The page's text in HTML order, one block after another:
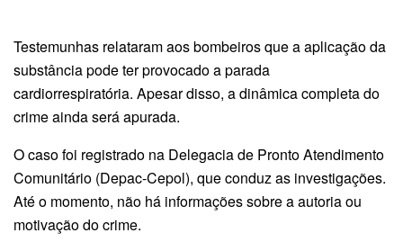
Testemunhas relataram aos bombeiros que a aplicação da
substância pode ter provocado a parada
cardiorrespiratória. Apesar disso, a dinâmica completa do
crime ainda será apurada.
O caso foi registrado na Delegacia de Pronto Atendimento
Comunitário (Depac-Cepol), que conduz as investigações.
Até o momento, não há informações sobre a autoria ou
motivação do crime.